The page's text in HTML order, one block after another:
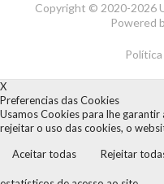
Copyright © 2020-2026
Powered
X
Preferencias das Cookies
Usamos Cookies para lhe
rejeitar o uso das cookies, o
Aceitar todas
Rejeitar